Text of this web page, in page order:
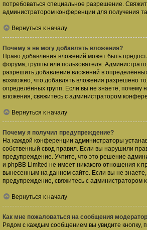
потребоваться специальное разрешение.
администратором конференции для получения
Вернуться к началу
Почему я не могу добавлять вложения?
Право добавления вложений может быть
форума, группы или пользователя.
разрешить добавление вложений в
возможно, что добавлять вложения разрешено
определённых групп. Если вы не знаете, почему
вложения, свяжитесь с администратором
Вернуться к началу
Почему я получил предупреждение?
На каждой конференции администраторы
собственный свод правил. Если вы нарушили
предупреждение. Учтите, что это решение
и phpBB Limited не имеет никакого отношения к
вынесенным на данном сайте. Если вы не знаете,
предупреждение, свяжитесь с администратором
Вернуться к началу
Как мне пожаловаться на сообщения
Рядом с каждым сообщением вы увидите кнопку,